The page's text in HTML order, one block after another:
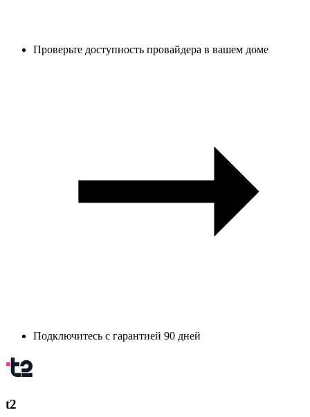
Проверьте доступность провайдера в вашем доме
Подключитесь с гарантией 90 дней
t2